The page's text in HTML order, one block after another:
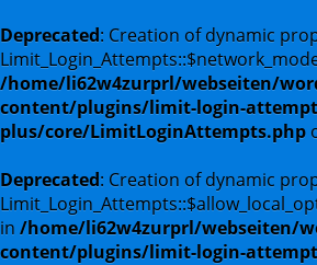
Deprecated: Creation of dynamic
/home/li62w4zurprl/webseiten/
content/plugins/limit-login-
plus/core/LimitLoginAttempts.php
Deprecated: Creation of dynamic
in /home/li62w4zurprl/webseiten/
content/plugins/limit-login-